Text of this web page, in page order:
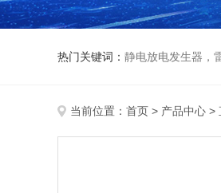
热门关键词： 静电放电发生器，雷
当前位置： 首页 > 产品中心 >